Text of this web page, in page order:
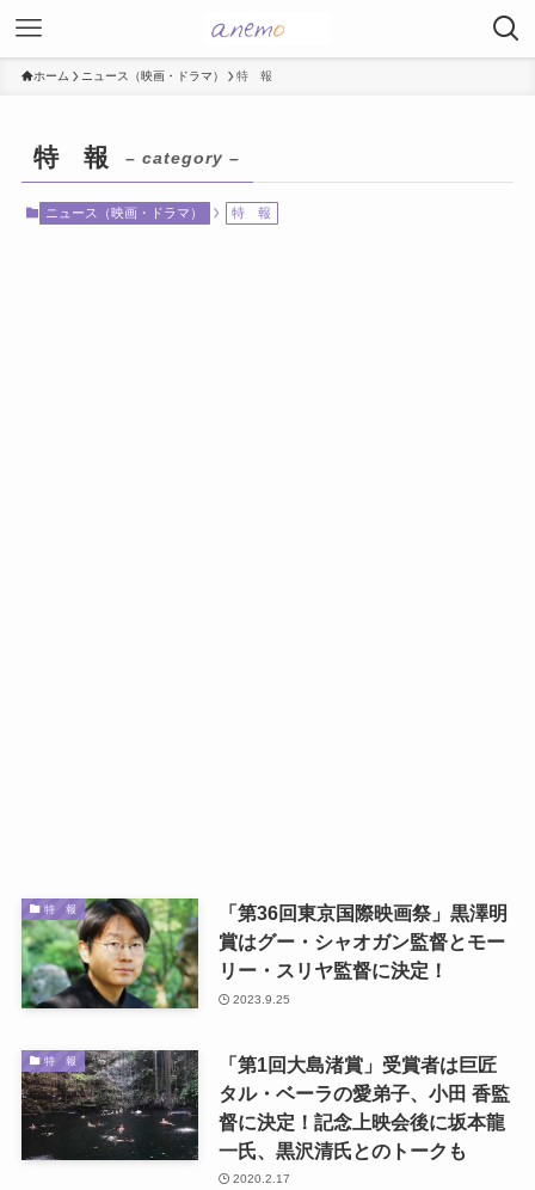
ホーム ニュース（映画・ドラマ） 特 報
特 報 – category –
ニュース（映画・ドラマ） 特 報
特 報
「第36回東京国際映画祭」黒澤明
賞はグー・シャオガン監督とモー
リー・スリヤ監督に決定！
2023.9.25
特 報
「第1回大島渚賞」受賞者は巨匠
タル・ベーラの愛弟子、小田 香監
督に決定！記念上映会後に坂本龍
一氏、黒沢清氏とのトークも
2020.2.17